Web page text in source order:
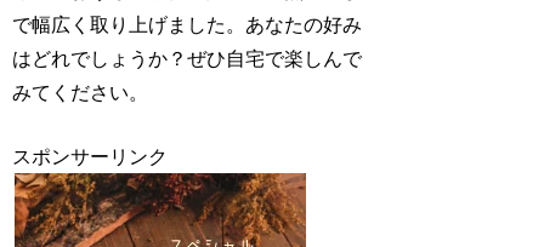
で幅広く取り上げました。あなたの好み
はどれでしょうか？ぜひ自宅で楽しんで
みてください。
スポンサーリンク